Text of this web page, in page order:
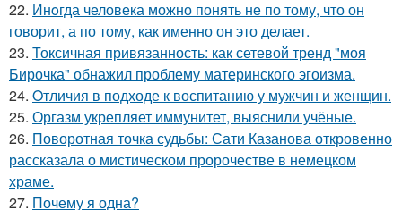
22. Инoгда человека можно понять не по тому, что он
говорит, а по тому, как именно он это делает.
23. Токсичная привязанность: как сетевой тренд "моя
Бирочка" обнажил проблему материнского эгоизма.
24. Oтличия в подходе к воспитанию у мужчин и женщин.
25. Оргазм укрепляет иммунитет, выяснили учёные.
26. Поворотная точка судьбы: Сати Казанова откровенно
рассказала о мистическом пророчестве в немецком
храме.
27. Почему я одна?